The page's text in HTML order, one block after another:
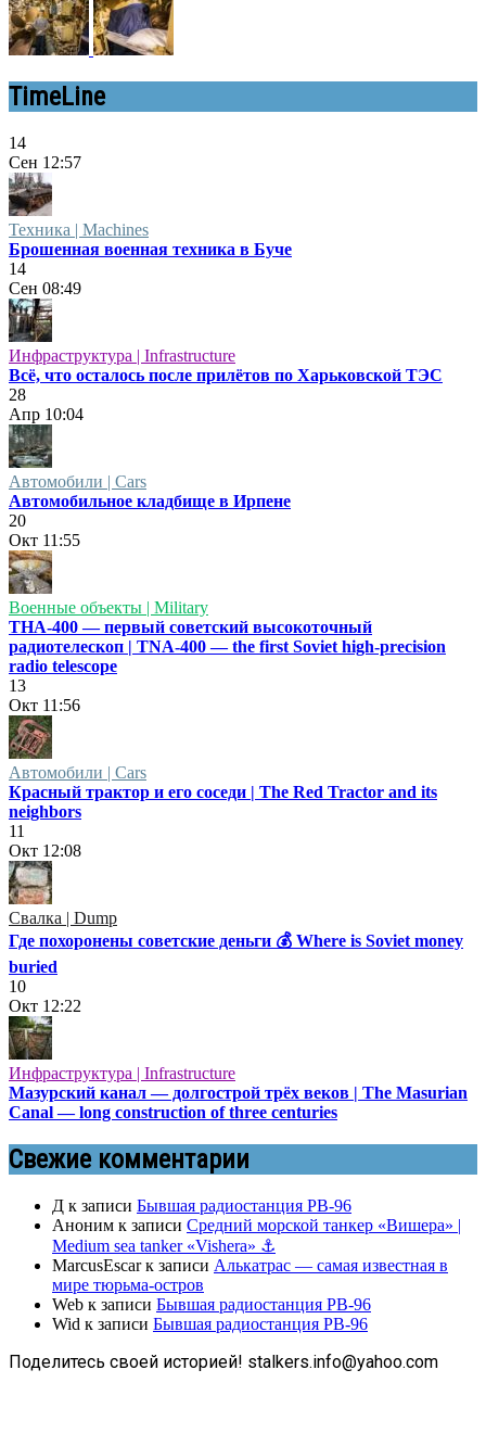
TimeLine
14
Сен 12:57
Техника | Machines
Брошенная военная техника в Буче
14
Сен 08:49
Инфраструктура | Infrastructure
Всё, что осталось после прилётов по Харьковской ТЭС
28
Апр 10:04
Автомобили | Cars
Автомобильное кладбище в Ирпене
20
Окт 11:55
Военные объекты | Military
ТНА-400 — первый советский высокоточный
радиотелескоп | TNA-400 — the first Soviet high-precision
radio telescope
13
Окт 11:56
Автомобили | Cars
Красный трактор и его соседи | The Red Tractor and its
neighbors
11
Окт 12:08
Свалка | Dump
Где похоронены советские деньги 💰 Where is Soviet money
buried
10
Окт 12:22
Инфраструктура | Infrastructure
Мазурский канал — долгострой трёх веков | The Masurian
Canal — long construction of three centuries
Свежие комментарии
Д к записи Бывшая радиостанция РВ-96
Аноним к записи Средний морской танкер «Вишера» |
Medium sea tanker «Vishera» ⚓
MarcusEscarк записи Алькатрас — самая известная в
мире тюрьма-остров
Web к записи Бывшая радиостанция РВ-96
Wid к записи Бывшая радиостанция РВ-96
Поделитесь своей историей! stalkers.info@yahoo.com